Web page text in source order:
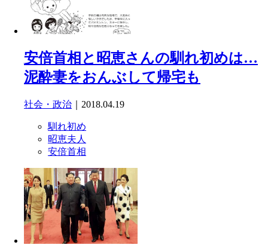
安倍首相と昭恵さんの馴れ初めは…
泥酔妻をおんぶして帰宅も
社会・政治 ｜2018.04.19
馴れ初め
昭恵夫人
安倍首相